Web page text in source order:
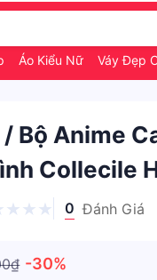
Áo Kiểu Nữ Váy Đẹp
/ Bộ Anime
Collecile
0 Đánh Giá
-30%